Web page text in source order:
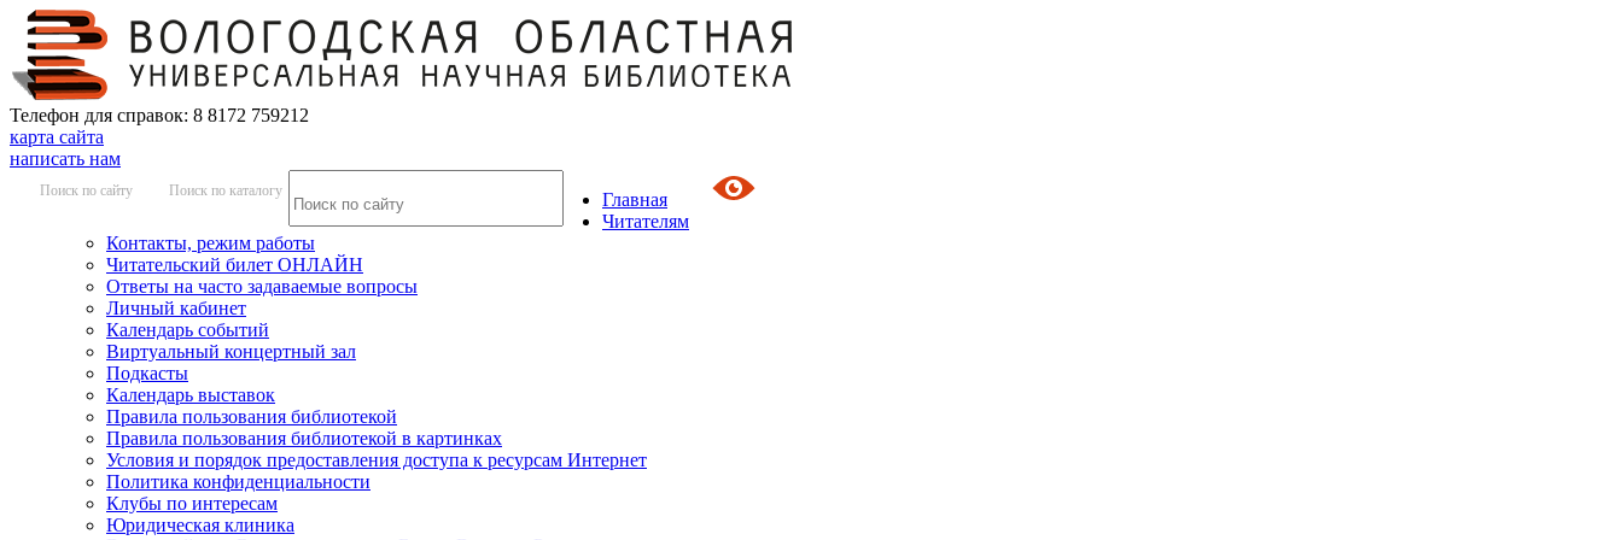
Телефон для справок: 8 8172 759212
карта сайта
написать нам
Поиск по сайту Поиск по каталогу
Главная
Читателям
Контакты, режим работы
Читательский билет ОНЛАЙН
Ответы на часто задаваемые вопросы
Личный кабинет
Календарь событий
Виртуальный концертный зал
Подкасты
Календарь выставок
Правила пользования библиотекой
Правила пользования библиотекой в картинках
Условия и порядок предоставления доступа к ресурсам Интернет
Политика конфиденциальности
Клубы по интересам
Юридическая клиника